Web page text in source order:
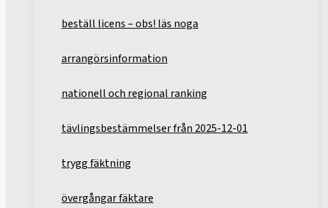
beställ licens – obs! läs noga
arrangörsinformation
nationell och regional ranking
tävlingsbestämmelser från 2025-12-01
trygg fäktning
övergångar fäktare